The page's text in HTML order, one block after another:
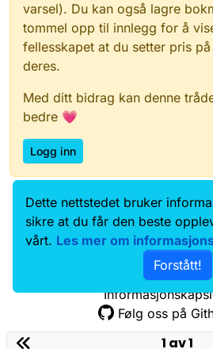
varsel). Du kan også lagre
tommel opp til innlegg for å
fellesskapet at du setter pris
deres.
Med ditt bidrag kan denne
bedre 💗
Logg inn
Data.norge.no
Samtykke og
Følg oss på
1 av 1
Dette nettstedet bruker
sikre at du får den beste
vårt. Les mer om
Forstått!